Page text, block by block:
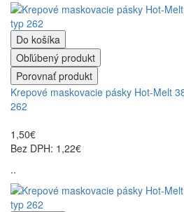
Do košíka
Obľúbený produkt
Porovnať produkt
Krepové maskovacie pásky Hot-Melt
262
1,50€
Bez DPH: 1,22€
..